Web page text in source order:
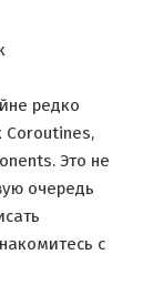
редко
Coroutines,
Это не
очередь
с